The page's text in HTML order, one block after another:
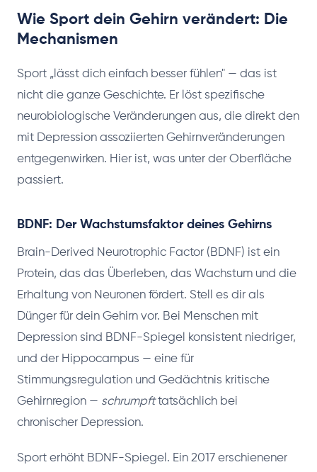
Wie Sport dein Gehirn verändert: Die
Mechanismen
Sport „lässt dich einfach besser fühlen" — das ist
nicht die ganze Geschichte. Er löst spezifische
neurobiologische Veränderungen aus, die direkt den
mit Depression assoziierten Gehirnveränderungen
entgegenwirken. Hier ist, was unter der Oberfläche
passiert.
BDNF: Der Wachstumsfaktor deines Gehirns
Brain-Derived Neurotrophic Factor (BDNF) ist ein
Protein, das das Überleben, das Wachstum und die
Erhaltung von Neuronen fördert. Stell es dir als
Dünger für dein Gehirn vor. Bei Menschen mit
Depression sind BDNF-Spiegel konsistent niedriger,
und der Hippocampus — eine für
Stimmungsregulation und Gedächtnis kritische
Gehirnregion — schrumpfttatsächlich bei
chronischer Depression.
Sport erhöht BDNF-Spiegel. Ein 2017 erschienener